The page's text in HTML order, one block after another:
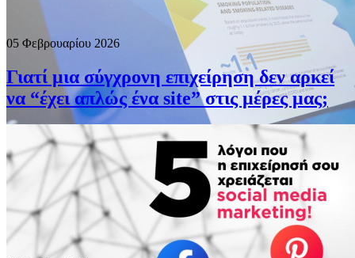
05 Φεβρουαρίου 2026
Γιατί μια σύγχρονη επιχείρηση δεν αρκεί
να “έχει απλώς ένα site” στις μέρες μας;